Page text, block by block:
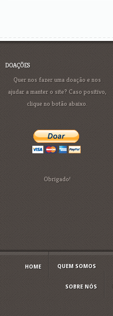
DOAÇÕES
Quer nos fazer uma doação e nos
ajudar a manter o site? Caso positivo,
clique no botão abaixo.
Obrigado!
HOME QUEM SOMOS
SOBRE NÓS